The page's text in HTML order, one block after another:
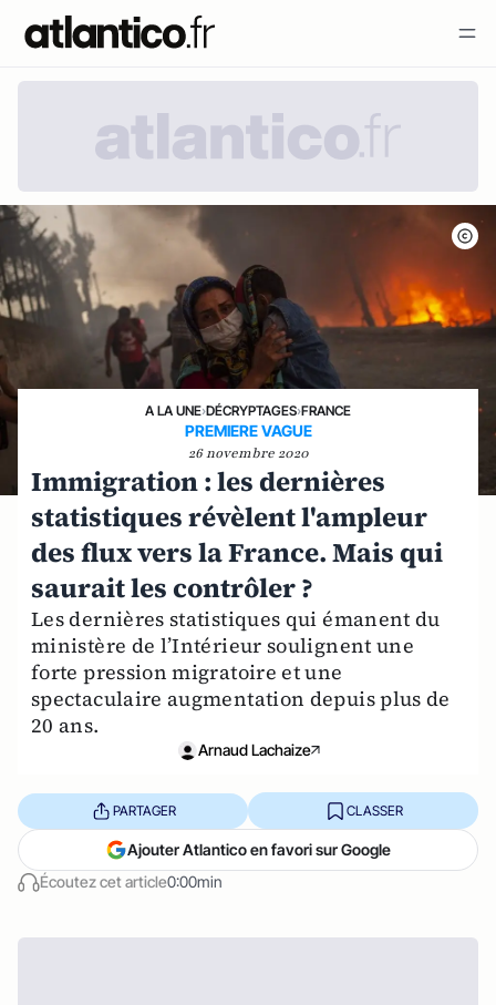
A LA UNE›DÉCRYPTAGES›FRANCE
PREMIERE VAGUE
26 novembre 2020
Immigration : les dernières
statistiques révèlent l'ampleur
des flux vers la France. Mais qui
saurait les contrôler ?
Les dernières statistiques qui émanent du
ministère de l’Intérieur soulignent une
forte pression migratoire et une
spectaculaire augmentation depuis plus de
20 ans.
Arnaud Lachaize
Écoutez cet article0:00min
PARTAGER CLASSER
Ajouter Atlantico en favori sur Google